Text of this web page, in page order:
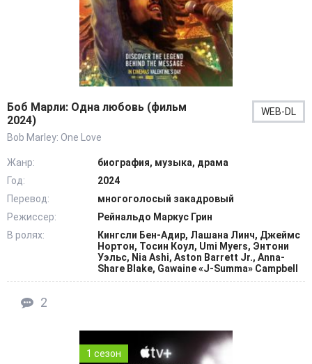
Боб Марли: Одна любовь (фильм
2024)
Bob Marley: One Love
WEB-DL
Жанр:
биография, музыка, драма
Год:
2024
Перевод:
многоголосый закадровый
Режиссер:
Рейнальдо Маркус Грин
В ролях:
Кингсли Бен-Адир, Лашана Линч, Джеймс
Нортон, Тосин Коул, Umi Myers, Энтони
Уэльс, Nia Ashi, Aston Barrett Jr., Anna-
Share Blake, Gawaine «J-Summa» Campbell
2
1 сезон